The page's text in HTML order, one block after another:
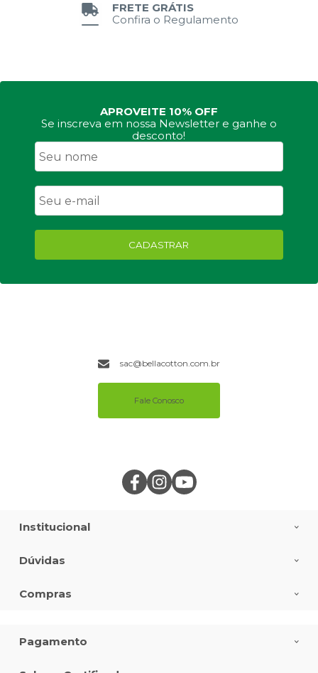
FRETE GRÁTIS
Confira o Regulamento
APROVEITE 10% OFF
Se inscreva em nossa Newsletter e ganhe o
desconto!
CADASTRAR
Institucional
Dúvidas
Compras
sac@bellacotton.com.br
Fale Conosco
Pagamento